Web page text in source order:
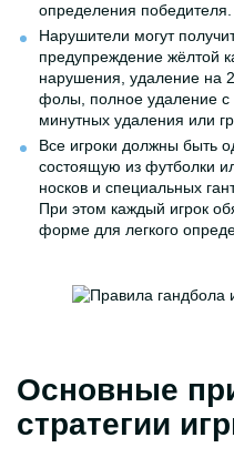
определения победителя.
Нарушители могут
предупреждение жёлтой
нарушения, удаление на
фолы, полное удаление с
минутных удаления или
Все игроки должны быть
состоящую из футболки
носков и специальных
При этом каждый игрок
форме для легкого
Основные
стратегии